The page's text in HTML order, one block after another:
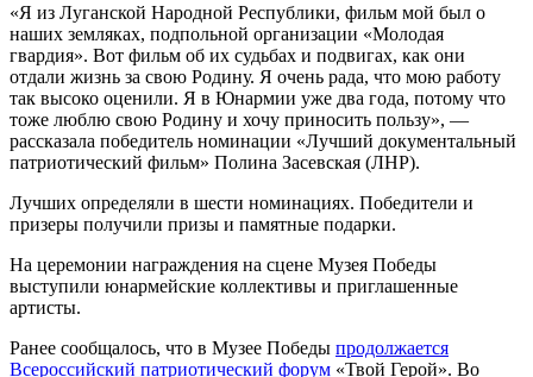
«Я из Луганской Народной Республики, фильм мой был о
наших земляках, подпольной организации «Молодая
гвардия». Вот фильм об их судьбах и подвигах, как они
отдали жизнь за свою Родину. Я очень рада, что мою работу
так высоко оценили. Я в Юнармии уже два года, потому что
тоже люблю свою Родину и хочу приносить пользу», —
рассказала победитель номинации «Лучший документальный
патриотический фильм» Полина Засевская (ЛНР).
Лучших определяли в шести номинациях. Победители и
призеры получили призы и памятные подарки.
На церемонии награждения на сцене Музея Победы
выступили юнармейские коллективы и приглашенные
артисты.
Ранее сообщалось, что в Музее Победы продолжается
Всероссийский патриотический форум «Твой Герой». Во